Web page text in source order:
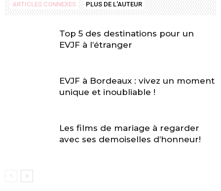
ARTICLES CONNEXES PLUS DE L'AUTEUR
Top 5 des destinations pour un
EVJF à l’étranger
EVJF à Bordeaux : vivez un moment
unique et inoubliable !
Les films de mariage à regarder
avec ses demoiselles d’honneur!